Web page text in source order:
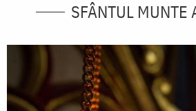
SFÂNTUL MUNTE